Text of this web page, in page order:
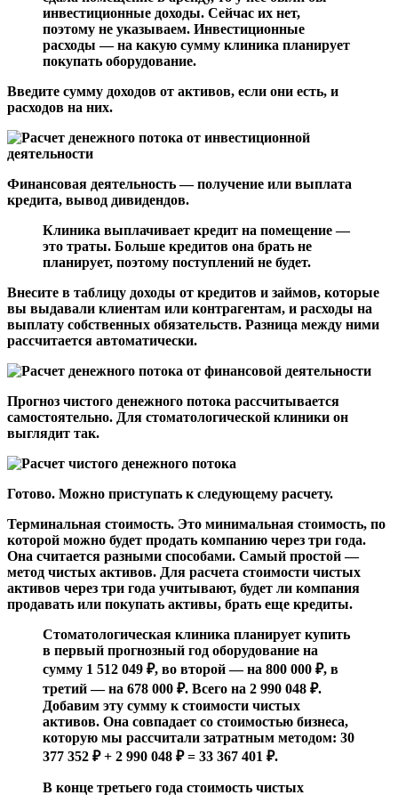
инвестиционные доходы. Сейчас их нет,
поэтому не указываем. Инвестиционные
расходы — на какую сумму клиника планирует
покупать оборудование.
Введите сумму доходов от активов, если они есть, и
расходов на них.
Финансовая деятельность — получение или выплата
кредита, вывод дивидендов.
Клиника выплачивает кредит на помещение —
это траты. Больше кредитов она брать не
планирует, поэтому поступлений не будет.
Внесите в таблицу доходы от кредитов и займов, которые
вы выдавали клиентам или контрагентам, и расходы на
выплату собственных обязательств. Разница между ними
рассчитается автоматически.
Прогноз чистого денежного потока рассчитывается
самостоятельно. Для стоматологической клиники он
выглядит так.
Готово. Можно приступать к следующему расчету.
Терминальная стоимость. Это минимальная стоимость, по
которой можно будет продать компанию через три года.
Она считается разными способами. Самый простой —
метод чистых активов. Для расчета стоимости чистых
активов через три года учитывают, будет ли компания
продавать или покупать активы, брать еще кредиты.
Стоматологическая клиника планирует купить
в первый прогнозный год оборудование на
сумму 1 512 049 ₽, во второй — на 800 000 ₽, в
третий — на 678 000 ₽. Всего на 2 990 048 ₽.
Добавим эту сумму к стоимости чистых
активов. Она совпадает со стоимостью бизнеса,
которую мы рассчитали затратным методом: 30
377 352 ₽ + 2 990 048 ₽ = 33 367 401 ₽.
В конце третьего года стоимость чистых